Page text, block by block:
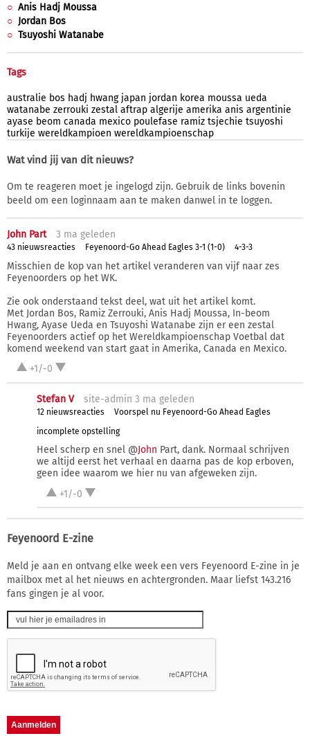
Anis Hadj Moussa
Jordan Bos
Tsuyoshi Watanabe
Tags
australie bos hadj hwang japan jordan korea moussa ueda
watanabe zerrouki zestal aftrap algerije amerika anis argentinie
ayase beom canada mexico poulefase ramiz tsjechie tsuyoshi
turkije wereldkampioen wereldkampioenschap
Wat vind jij van dit nieuws?
Om te reageren moet je ingelogd zijn. Gebruik de links bovenin
beeld om een loginnaam aan te maken danwel in te loggen.
John Part 3 ma geleden
43 nieuwsreacties Feyenoord-Go Ahead Eagles 3-1 (1-0) 4-3-3
Misschien de kop van het artikel veranderen van vijf naar zes
Feyenoorders op het WK.
Zie ook onderstaand tekst deel, wat uit het artikel komt.
Met Jordan Bos, Ramiz Zerrouki, Anis Hadj Moussa, In-beom
Hwang, Ayase Ueda en Tsuyoshi Watanabe zijn er een zestal
Feyenoorders actief op het Wereldkampioenschap Voetbal dat
komend weekend van start gaat in Amerika, Canada en Mexico.
+1/-0
Stefan V site-admin 3 ma geleden
12 nieuwsreacties
Voorspel nu Feyenoord-Go Ahead Eagles
incomplete opstelling
Heel scherp en snel @John Part, dank. Normaal schrijven
we altijd eerst het verhaal en daarna pas de kop erboven,
geen idee waarom we hier nu van afgeweken zijn.
+1/-0
Feyenoord E-zine
Meld je aan en ontvang elke week een vers Feyenoord E-zine in je
mailbox met al het nieuws en achtergronden. Maar liefst 143.216
fans gingen je al voor.